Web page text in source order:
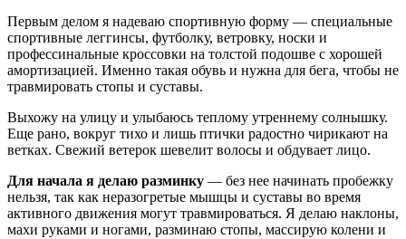
Первым делом я надеваю спортивную форму — специальные
спортивные леггинсы, футболку, ветровку, носки и
профессинальные кроссовки на толстой подошве с хорошей
амортизацией. Именно такая обувь и нужна для бега, чтобы не
травмировать стопы и суставы.
Выхожу на улицу и улыбаюсь теплому утреннему солнышку.
Еще рано, вокруг тихо и лишь птички радостно чирикают на
ветках. Свежий ветерок шевелит волосы и обдувает лицо.
Для начала я делаю разминку — без нее начинать пробежку
нельзя, так как неразогретые мышцы и суставы во время
активного движения могут травмироваться. Я делаю наклоны,
махи руками и ногами, разминаю стопы, массирую колени и